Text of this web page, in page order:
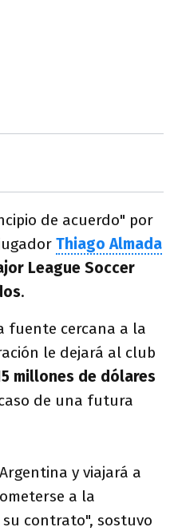
de acuerdo" por
Thiago Almada
League Soccer
.
fuente cercana a la
le dejará al club
millones de dólares
de una futura
y viajará a
a la
contrato", sostuvo